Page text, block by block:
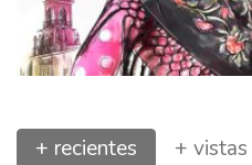
+ recientes + vistas